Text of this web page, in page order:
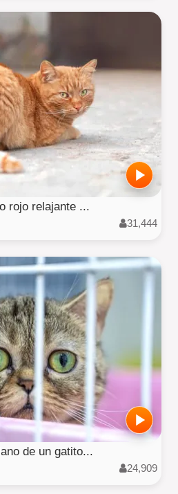
rojo relajante ...
31,444
de un gatito...
24,909